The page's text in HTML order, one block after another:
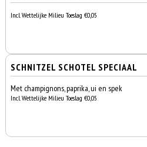
Incl. Wettelijke Milieu Toeslag €0,05
SCHNITZEL SCHOTEL SPECIAAL
Met champignons, paprika, ui en spek
Incl. Wettelijke Milieu Toeslag €0,05